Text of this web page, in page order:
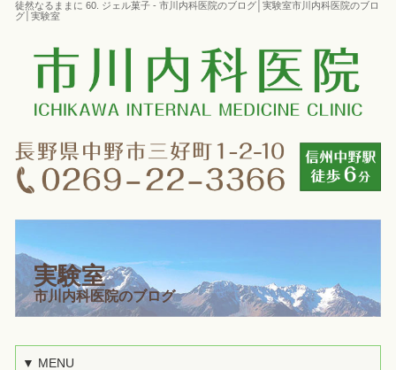
徒然なるままに 60. ジェル菓子 - 市川内科医院のブログ│実験室市川内科医院のブロ
グ│実験室
実験室
市川内科医院のブログ
▼ MENU